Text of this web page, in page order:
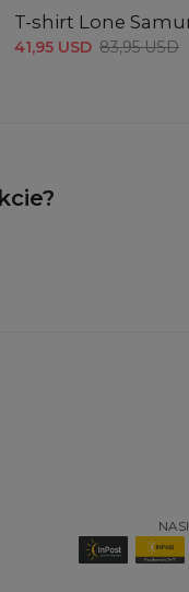
T-shirt Lone
41,95 USD 83,95 USD